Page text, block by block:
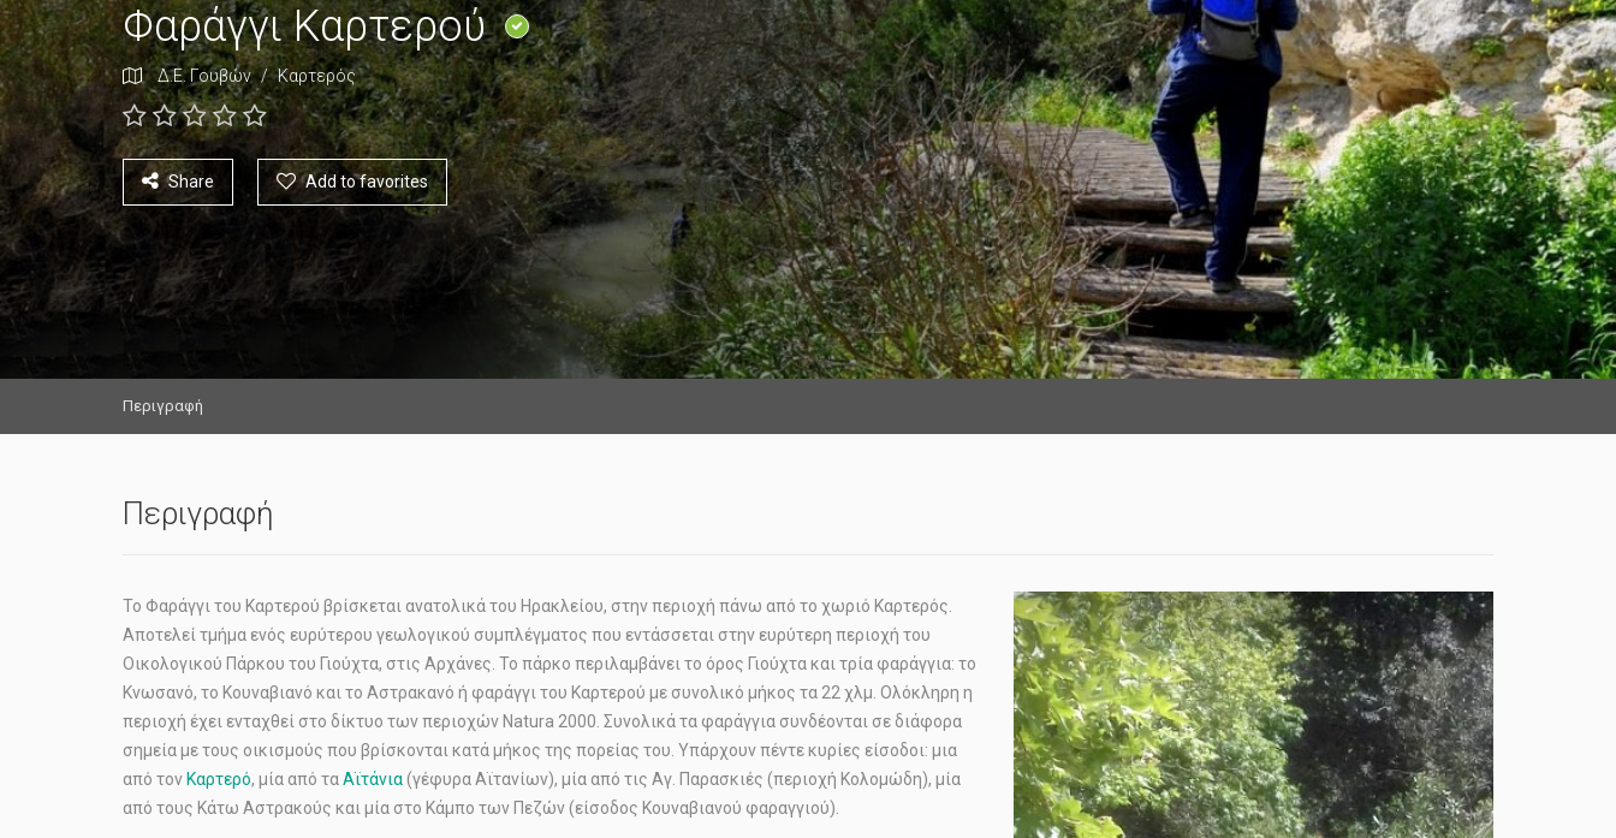
Φαράγγι Καρτερού
Δ.Ε. Γουβών / Καρτερός
Share Add to favorites
Περιγραφή
Περιγραφή
Το Φαράγγι του Καρτερού βρίσκεται ανατολικά του Ηρακλείου, στην περιοχή πάνω από το χωριό Καρτερός.
Αποτελεί τμήμα ενός ευρύτερου γεωλογικού συμπλέγματος που εντάσσεται στην ευρύτερη περιοχή του
Οικολογικού Πάρκου του Γιούχτα, στις Αρχάνες. Το πάρκο περιλαμβάνει το όρος Γιούχτα και τρία φαράγγια: το
Kνωσανό, το Κουναβιανό και το Αστρακανό ή φαράγγι του Καρτερού με συνολικό μήκος τα 22 χλμ. Ολόκληρη η
περιοχή έχει ενταχθεί στο δίκτυο των περιοχών Natura 2000. Συνολικά τα φαράγγια συνδέονται σε διάφορα
σημεία με τους οικισμούς που βρίσκονται κατά μήκος της πορείας του. Υπάρχουν πέντε κυρίες είσοδοι: μια
από τον Καρτερό, μία από ταΑϊτάνια(γέφυρα Αϊτανίων), μία από τις Αγ. Παρασκιές (περιοχή Κολομώδη), μία
από τους Κάτω Αστρακούς και μία στο Κάμπο των Πεζών (είσοδος Κουναβιανού φαραγγιού).